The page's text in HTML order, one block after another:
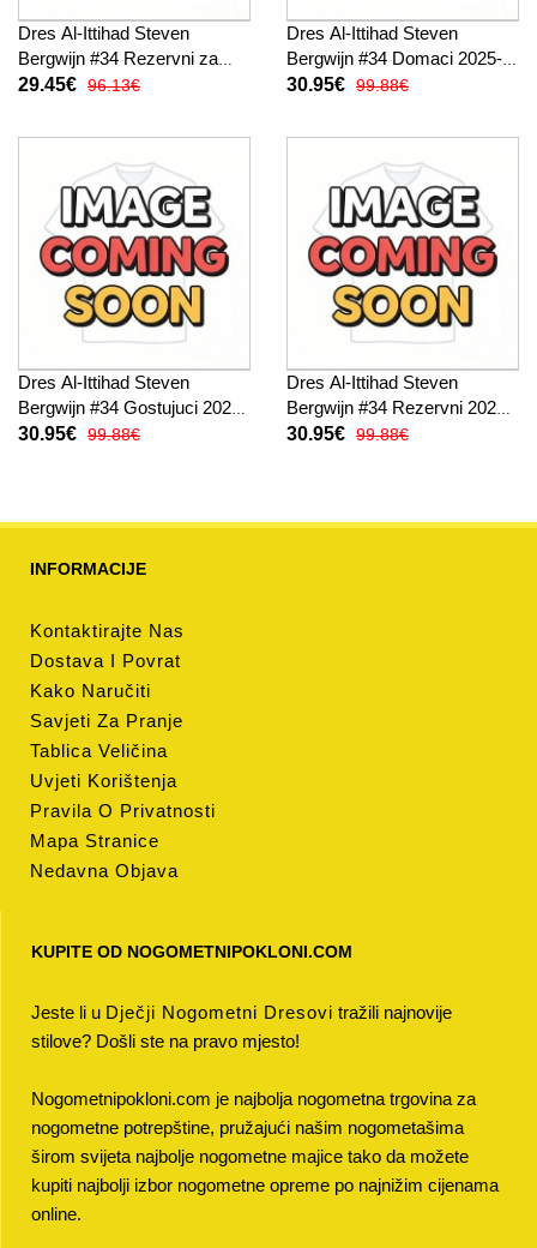
Dres Al-Ittihad Steven
Bergwijn #34 Rezervni za
djecu 2025-26 Kratak Rukav
29.45€ 96.13€
Dres Al-Ittihad Steven
Bergwijn #34 Domaci 2025-
26 Kratak Rukav
30.95€ 99.88€
Dres Al-Ittihad Steven
Bergwijn #34 Gostujuci 2025-
26 Kratak Rukav
30.95€ 99.88€
Dres Al-Ittihad Steven
Bergwijn #34 Rezervni 2025-
26 Kratak Rukav
30.95€ 99.88€
INFORMACIJE
Kontaktirajte Nas
Dostava I Povrat
Kako Naručiti
Savjeti Za Pranje
Tablica Veličina
Uvjeti Korištenja
Pravila O Privatnosti
Mapa Stranice
Nedavna Objava
KUPITE OD NOGOMETNIPOKLONI.COM
Jeste li u Dječji Nogometni Dresovi tražili najnovije
stilove? Došli ste na pravo mjesto!
Nogometnipokloni.com je najbolja nogometna trgovina za
nogometne potrepštine, pružajući našim nogometašima
širom svijeta najbolje nogometne majice tako da možete
kupiti najbolji izbor nogometne opreme po najnižim cijenama
online.